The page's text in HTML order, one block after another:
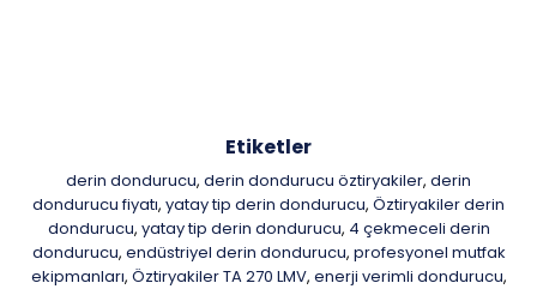
Etiketler
derin dondurucu, derin dondurucu öztiryakiler, derin
dondurucu fiyatı, yatay tip derin dondurucu, Öztiryakiler derin
dondurucu, yatay tip derin dondurucu, 4 çekmeceli derin
dondurucu, endüstriyel derin dondurucu, profesyonel mutfak
ekipmanları, Öztiryakiler TA 270 LMV, enerji verimli dondurucu,